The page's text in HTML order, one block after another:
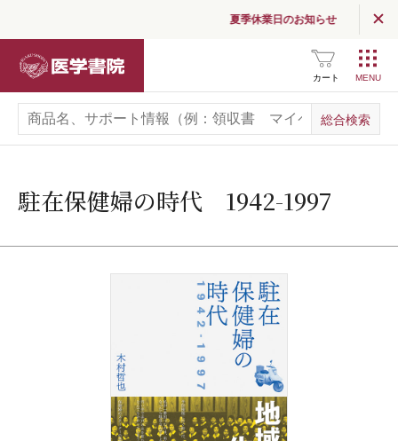
夏季休業日のお知らせ
カート
駐在保健婦の時代 1942-1997